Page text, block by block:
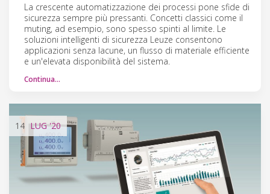
La crescente automatizzazione dei processi pone sfide di
sicurezza sempre più pressanti. Concetti classici come il
muting, ad esempio, sono spesso spinti al limite. Le
soluzioni intelligenti di sicurezza Leuze consentono
applicazioni senza lacune, un flusso di materiale efficiente
e un'elevata disponibilità del sistema.
Continua…
14 LUG'20